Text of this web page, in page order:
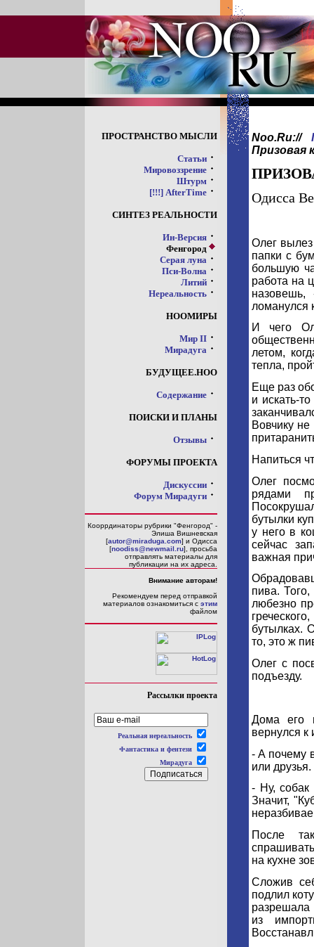
ПРОСТРАНСТВО МЫСЛИ
Статьи
Мировоззрение
Штурм
[!!!] AfterTime
СИНТЕЗ РЕАЛЬНОСТИ
Ин-Версия
Фенгород
Серая луна
Пси-Волна
Литий
Нереальность
НООМИРЫ
Мир II
Мирадуга
БУДУЩЕЕ.НОО
Содержание
ПОИСКИ И ПЛАНЫ
Отзывы
ФОРУМЫ ПРОЕКТА
Дискуссии
Форум Мирадуги
Кооррдинаторы рубрики "Фенгород" -
Элиша Вишневская
[autor@miraduga.com] и Одисса
[noodiss@newmail.ru], просьба
отправлять материалы для
публикации на их адреса.
Внимание авторам!
Рекомендуем перед отправкой
материалов ознакомиться с этим
файлом
Рассылки проекта
Реальная нереальность
Фантастика и фентези
Мирадуга
Noo.Ru://
Призовая
Одисса
Олег вылез
папки с
большую
работа на
ломанулся
И чего
летом,
тепла,
Еще раз
и искать-
Вовчику
Напиться
Олег
рядами
бутылки
у него в
сейчас
важная
пива.
любезно
бутылках.
то, это ж
Олег с
подъезду.
Дома его
вернулся к
- А почему
или друзья.
- Ну,
Значит,
После
на кухне
Сложив
подлил
разрешала
из